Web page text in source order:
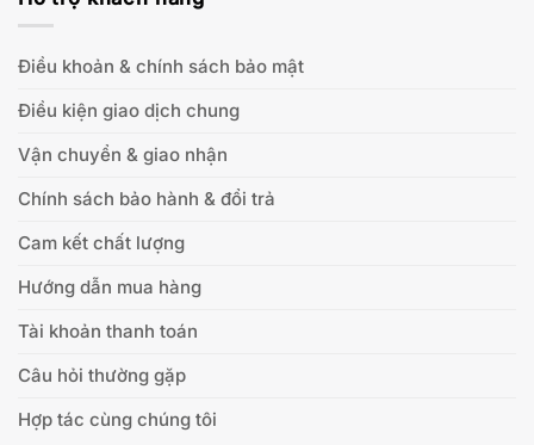
Điều khoản & chính sách bảo mật
Điều kiện giao dịch chung
Vận chuyển & giao nhận
Chính sách bảo hành & đổi trả
Cam kết chất lượng
Hướng dẫn mua hàng
Tài khoản thanh toán
Câu hỏi thường gặp
Hợp tác cùng chúng tôi